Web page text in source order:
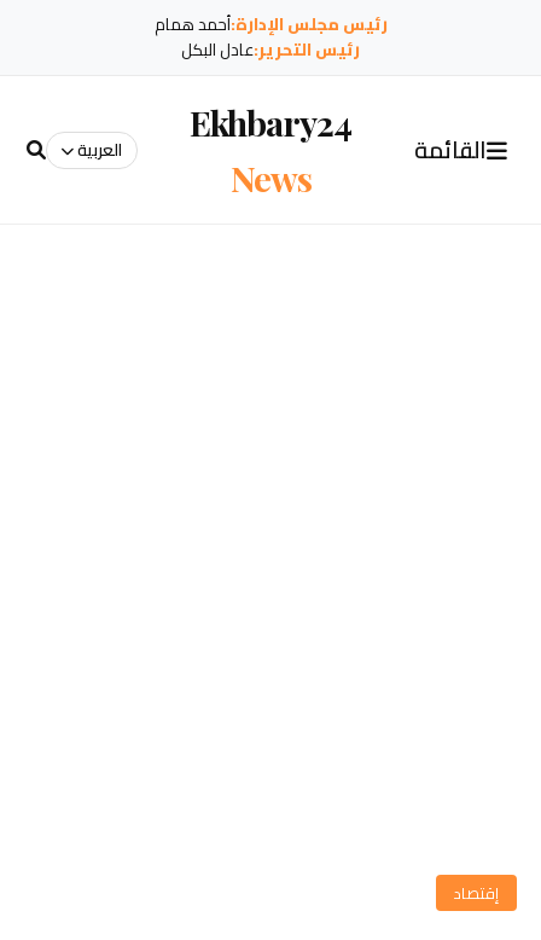
رئيس مجلس الإدارة:أحمد همام
رئيس التحرير:عادل البكل
القائمة
Ekhbary24
News
العربية
إقتصاد